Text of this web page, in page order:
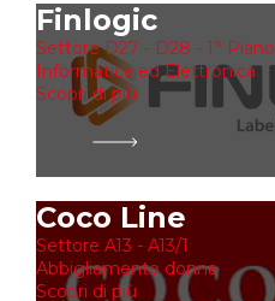
Finlogic
Settore D27 - D28 - 1° Piano
Informatica ed Elettronica
Scopri di più
Coco Line
Settore A13 - A13/1
Abbigliamento donna
Scopri di più